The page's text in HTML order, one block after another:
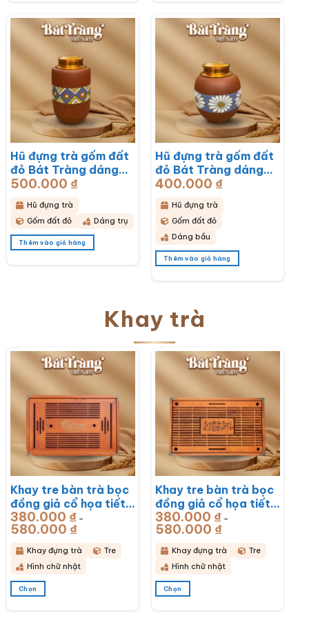
Hũ đựng trà gốm đất
đỏ Bát Tràng dáng
bầu hoạ tiết thổ cẩm
BT-HĐT11
500.000 ₫
Hũ đựng trà
Gốm đất đỏ
Dáng trụ
Thêm vào giỏ hàng
Hũ đựng trà gốm đất
đỏ Bát Tràng dáng
bầu hoạ tiết hoa cúc
hoạ mi trắng BT-
HĐT10
400.000 ₫
Hũ đựng trà
Gốm đất đỏ
Dáng bầu
Thêm vào giỏ hàng
Khay trà
Khay tre bàn trà bọc
đồng giả cổ họa tiết
Rồng Phú Quý
51x33x6cm BT-
KDT17
380.000 ₫ –
580.000 ₫Khoảng
giá:
từ
380.000 ₫
đến
580.000 ₫
Khay đựng trà
Tre
Hình chữ nhật
Chọn
Khay tre bàn trà bọc
đồng giả cổ họa tiết
Mã Đáo Thành Công
43x28x6cm BT-
KDT16
380.000 ₫ –
580.000 ₫Khoảng
giá:
từ
380.000 ₫
đến
580.000 ₫
Khay đựng trà
Tre
Hình chữ nhật
Chọn